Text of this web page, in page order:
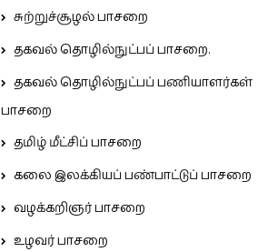
சுற்றுச்சூழல் பாசறை
தகவல் தொழில்நுட்பப் பாசறை.
தகவல் தொழில்நுட்பப் பணியாளர்கள்
பாசறை
தமிழ் மீட்சிப் பாசறை
கலை இலக்கியப் பண்பாட்டுப் பாசறை
வழக்கறிஞர் பாசறை
உழவர் பாசறை